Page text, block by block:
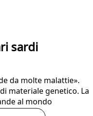
sardi
da molte malattie».
materiale genetico. La
al mondo